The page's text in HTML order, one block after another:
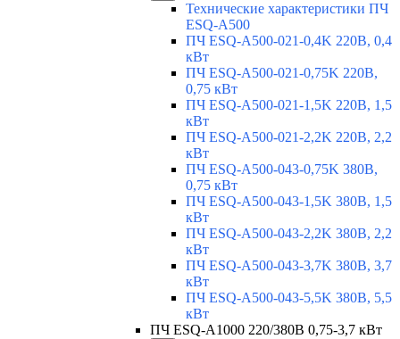
Технические характеристики ПЧ
ESQ-A500
ПЧ ESQ-A500-021-0,4K 220В, 0,4
кВт
ПЧ ESQ-A500-021-0,75K 220В,
0,75 кВт
ПЧ ESQ-A500-021-1,5K 220В, 1,5
кВт
ПЧ ESQ-A500-021-2,2K 220В, 2,2
кВт
ПЧ ESQ-A500-043-0,75K 380В,
0,75 кВт
ПЧ ESQ-A500-043-1,5K 380В, 1,5
кВт
ПЧ ESQ-A500-043-2,2K 380В, 2,2
кВт
ПЧ ESQ-A500-043-3,7K 380В, 3,7
кВт
ПЧ ESQ-A500-043-5,5K 380В, 5,5
кВт
ПЧ ESQ-A1000 220/380В 0,75-3,7 кВт